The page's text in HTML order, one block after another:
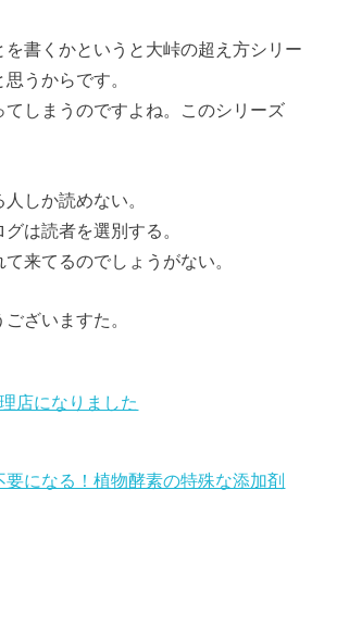
を書くかというと大峠の超え方シリー
うからです。
てしまうのですよね。このシリーズ
しか読めない。
は読者を選別する。
来てるのでしょうがない。
ざいますた。
店になりました
要になる！植物酵素の特殊な添加剤